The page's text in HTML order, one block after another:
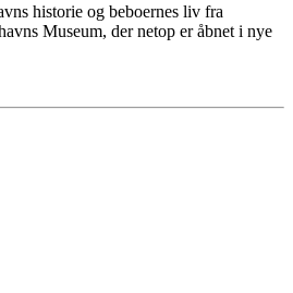
historie og beboernes liv fra
Museum, der netop er åbnet i nye